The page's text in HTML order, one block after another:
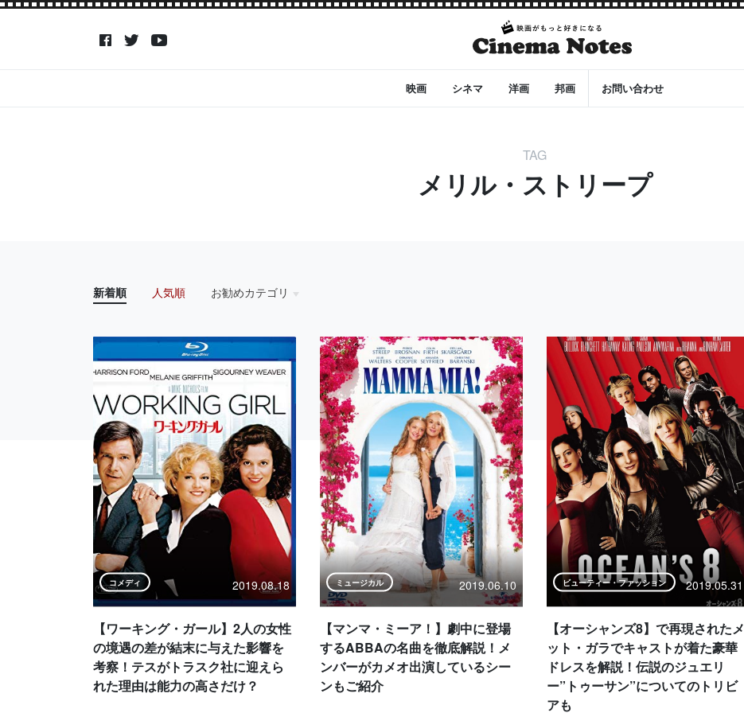
映画 シネマ 洋画 邦画 お問い合わせ
TAG
メリル・ストリープ
新着順 人気順 お勧めカテゴリ
HOME
アイドル
アクション・アドベンチャー
アニメ
コメディ 2019.08.18
【ワーキング・ガール】2人の女性
の境遇の差が結末に与えた影響を
考察！テスがトラスク社に迎えら
れた理由は能力の高さだけ？
ミュージカル 2019.06.10
【マンマ・ミーア！】劇中に登場
するABBAの名曲を徹底解説！メ
ンバーがカメオ出演しているシー
ンもご紹介
ビューティー・ファッション 2019.05.31
【オーシャンズ8】で再現されたメ
ット・ガラでキャストが着た豪華
ドレスを解説！伝説のジュエリ
ー”トゥーサン”についてのトリビ
アも